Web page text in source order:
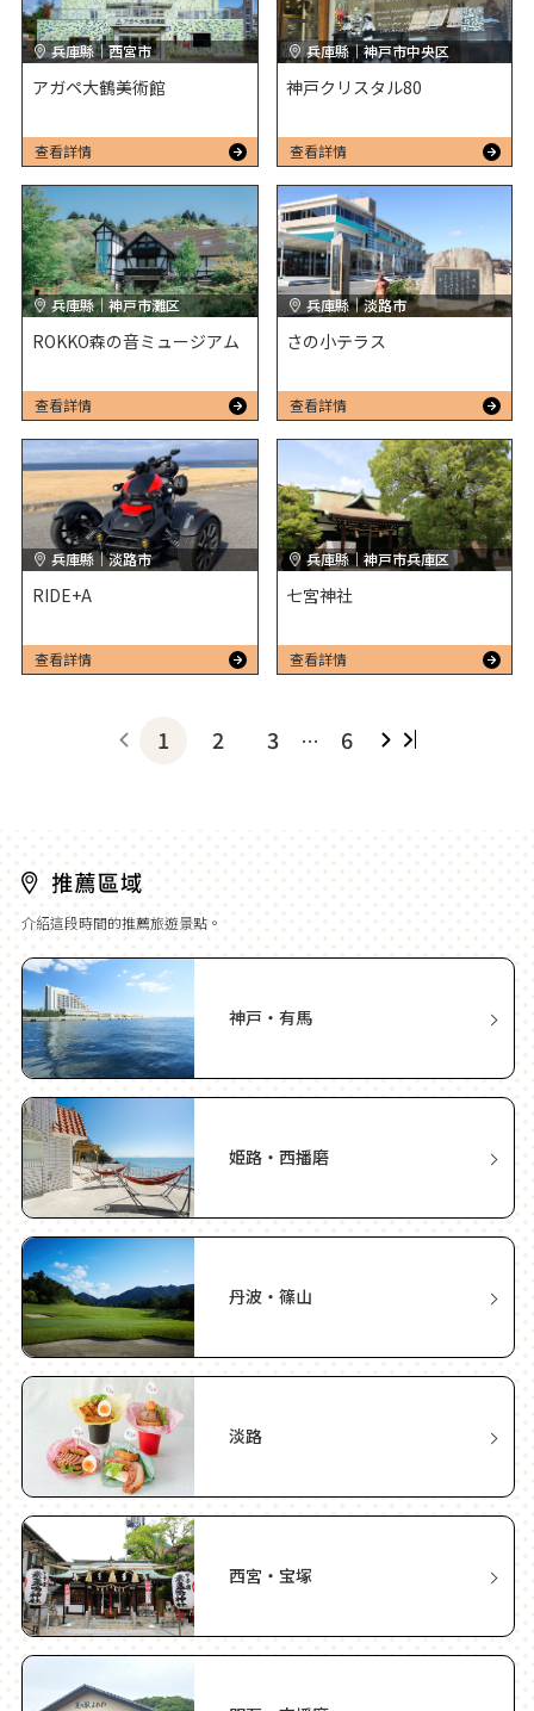
アガペ大鶴美術館
兵庫縣｜西宮市
查看詳情
神戸クリスタル80
兵庫縣｜神戸市中央区
查看詳情
ROKKO森の音ミュージアム
兵庫縣｜神戸市灘区
查看詳情
さの小テラス
兵庫縣｜淡路市
查看詳情
RIDE+A
兵庫縣｜淡路市
查看詳情
七宮神社
兵庫縣｜神戸市兵庫区
查看詳情
1 2 3 … 6
介紹這段時間的推薦旅遊景點。
神戸・有馬
姫路・西播磨
丹波・篠山
淡路
西宮・宝塚